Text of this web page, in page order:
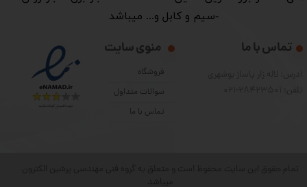
-سیم و کابل و... میباشد
منوی سایت
فروشگاه
سوالات متداول
تماس با ما
تماس با ما